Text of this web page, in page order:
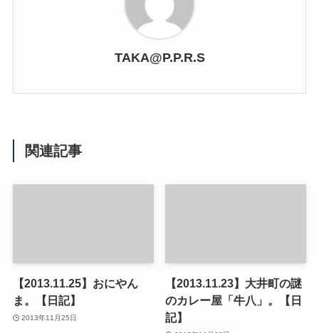
TAKA@P.P.R.S
関連記事
【2013.11.25】おにやん
ま。【日記】
2013年11月25日
【2013.11.23】大井町の謎
のカレー屋「牛八」。【日
記】